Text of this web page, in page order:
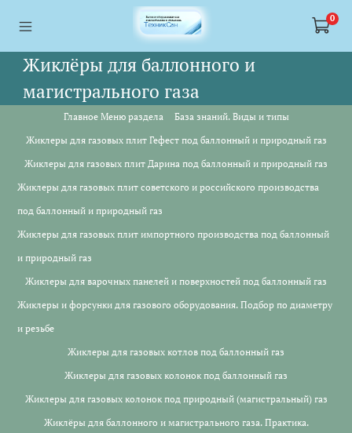
0
Жиклёры для баллонного и
магистрального газа
Главное Меню раздела
База знаний. Виды и типы
Жиклеры для газовых плит Гефест под баллонный и природный газ
Жиклеры для газовых плит Дарина под баллонный и природный газ
Жиклеры для газовых плит советского и российского производства
под баллонный и природный газ
Жиклеры для газовых плит импортного производства под баллонный
и природный газ
Жиклеры для варочных панелей и поверхностей под баллонный газ
Жиклеры и форсунки для газового оборудования. Подбор по диаметру
и резьбе
Жиклеры для газовых котлов под баллонный газ
Жиклеры для газовых колонок под баллонный газ
Жиклеры для газовых колонок под природный (магистральный) газ
Жиклёры для баллонного и магистрального газа. Практика.
<a href="https://webmaster.yandex.ru/siteinfo/?site=https://
<a href="https://webmaster.yandex.ru/siteinfo/?site=https://